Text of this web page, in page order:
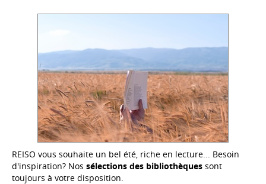
REISO vous souhaite un bel été, riche en lecture... Besoin
d'inspiration? Nos sélections des bibliothèques sont
toujours à votre disposition.